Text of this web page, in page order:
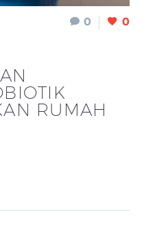
0 0
RUMAH